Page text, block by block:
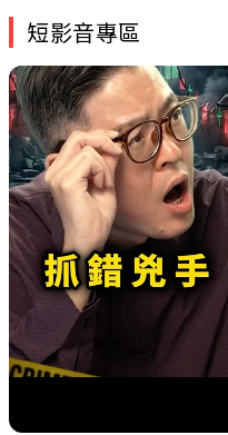
短影音專區